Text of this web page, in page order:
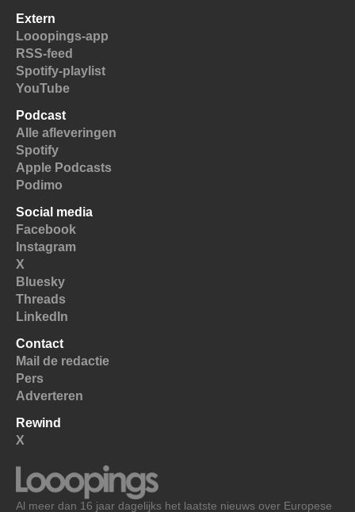
Extern
Looopings-app
RSS-feed
Spotify-playlist
YouTube
Podcast
Alle afleveringen
Spotify
Apple Podcasts
Podimo
Social media
Facebook
Instagram
X
Bluesky
Threads
LinkedIn
Contact
Mail de redactie
Pers
Adverteren
Rewind
X
Al meer dan 16 jaar dagelijks het laatste nieuws over Europese